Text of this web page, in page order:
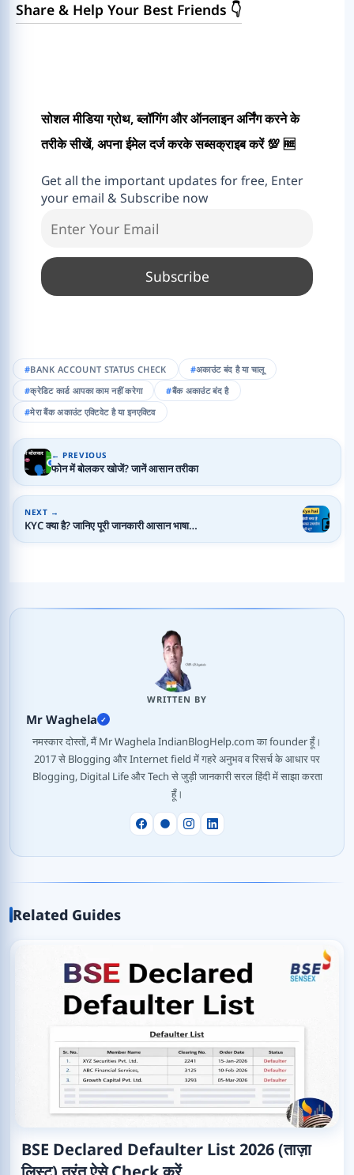
Share & Help Your Best Friends 👇
सोशल मीडिया ग्रोथ, ब्लॉगिंग और ऑनलाइन अर्निंग करने के
तरीके सीखें, अपना ईमेल दर्ज करके सब्सक्राइब करें 💯 🆓
Get all the important updates for free, Enter
your email & Subscribe now
BANK ACCOUNT STATUS CHECK
अकाउंट बंद है या चालू
क्रेडिट कार्ड आपका काम नहीं करेगा
बैंक अकाउंट बंद है
मेरा बैंक अकाउंट एक्टिवेट है या इनएक्टिव
← PREVIOUS
फोन में बोलकर खोजें? जानें आसान तरीका
NEXT →
KYC क्या है? जानिए पूरी जानकारी आसान भाषा…
WRITTEN BY
Mr Waghela ✓
नमस्कार दोस्तों, मैं Mr Waghela IndianBlogHelp.com का founder हूँ।
2017 से Blogging और Internet field में गहरे अनुभव व रिसर्च के आधार पर
Blogging, Digital Life और Tech से जुड़ी जानकारी सरल हिंदी में साझा करता
हूँ।
Related Guides
BSE Declared Defaulter List 2026 (ताज़ा